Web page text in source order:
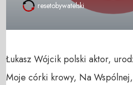
resetobywatelski
Łukasz Wójcik polski aktor,
Moje córki krowy, Na